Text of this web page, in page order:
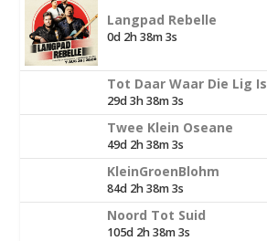
Langpad Rebelle
0d 2h 38m 3s
Tot Daar Waar Die Lig Is
29d 3h 38m 3s
Twee Klein Oseane
49d 2h 38m 3s
KleinGroenBlohm
84d 2h 38m 3s
Noord Tot Suid
105d 2h 38m 3s